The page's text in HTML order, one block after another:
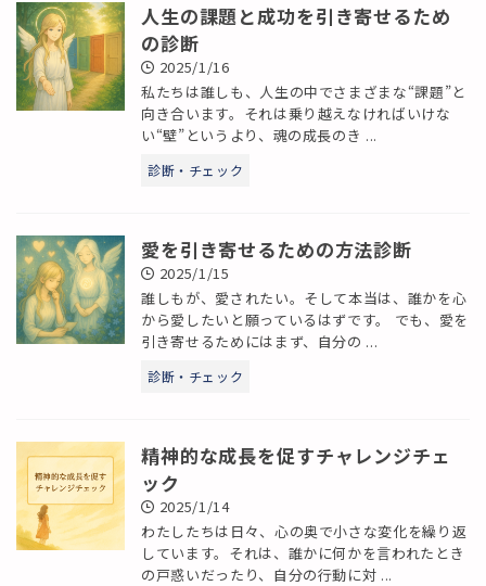
人生の課題と成功を引き寄せるため
の診断
2025/1/16
私たちは誰しも、人生の中でさまざまな“課題”と
向き合います。それは乗り越えなければいけな
い“壁”というより、魂の成長のき ...
診断・チェック
愛を引き寄せるための方法診断
2025/1/15
誰しもが、愛されたい。そして本当は、誰かを心
から愛したいと願っているはずです。 でも、愛を
引き寄せるためにはまず、自分の ...
診断・チェック
精神的な成長を促すチャレンジチェ
ック
2025/1/14
わたしたちは日々、心の奥で小さな変化を繰り返
しています。それは、誰かに何かを言われたとき
の戸惑いだったり、自分の行動に対 ...